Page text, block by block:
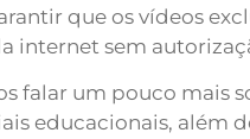
que os vídeos
internet sem
falar um pouco mais
educacionais, além